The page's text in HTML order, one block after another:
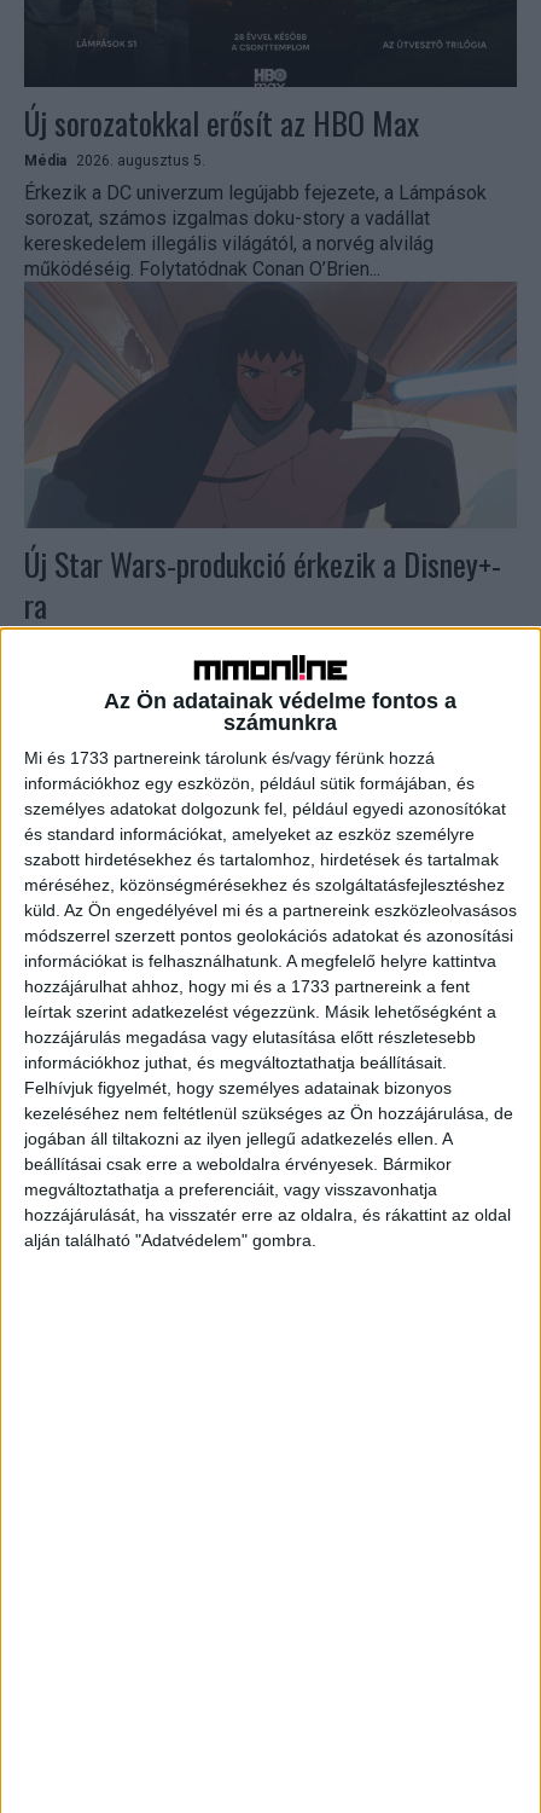
Az Ön adatainak védelme fontos a
számunkra
Mi és 1733 partnereink tárolunk és/vagy férünk hozzá
információkhoz egy eszközön, például sütik formájában, és
személyes adatokat dolgozunk fel, például egyedi azonosítókat
és standard információkat, amelyeket az eszköz személyre
szabott hirdetésekhez és tartalomhoz, hirdetések és tartalmak
méréséhez, közönségmérésekhez és szolgáltatásfejlesztéshez
küld. Az Ön engedélyével mi és a partnereink eszközleolvasásos
módszerrel szerzett pontos geolokációs adatokat és azonosítási
információkat is felhasználhatunk. A megfelelő helyre kattintva
hozzájárulhat ahhoz, hogy mi és a 1733 partnereink a fent
leírtak szerint adatkezelést végezzünk. Másik lehetőségként a
hozzájárulás megadása vagy elutasítása előtt részletesebb
információkhoz juthat, és megváltoztathatja beállításait.
Felhívjuk figyelmét, hogy személyes adatainak bizonyos
kezeléséhez nem feltétlenül szükséges az Ön hozzájárulása, de
jogában áll tiltakozni az ilyen jellegű adatkezelés ellen. A
beállításai csak erre a weboldalra érvényesek. Bármikor
megváltoztathatja a preferenciáit, vagy visszavonhatja
hozzájárulását, ha visszatér erre az oldalra, és rákattint az oldal
alján található "Adatvédelem" gombra.
Új sorozatokkal erősít az HBO Max
Média 2026. augusztus 5.
Érkezik a DC univerzum legújabb fejezete, a Lámpások
sorozat, számos izgalmas doku-story a vadállat
kereskedelem illegális világától, a norvég alvilág
működéséig. Folytatódnak Conan O’Brien...
Új Star Wars-produkció érkezik a Disney+-
ra
A Lucasfilm és a Production I.G közös 8 részes anime
minisorozata augusztus 5-én debütál a Disney+-on. A
sorozat készítői a Los Angeles-i Kongresszusi
Központban...
Rekordok dőltek az ORF-nél: a futball-vb
mindent vitt
A 2026-os labdarúgó-világbajnokság új
streamingrekordokat állított fel az osztrák közszolgálati
műsorszolgáltató, az ORF, valamint technológiai
leányvállalata, a Big Blue Marble számára – írja a...